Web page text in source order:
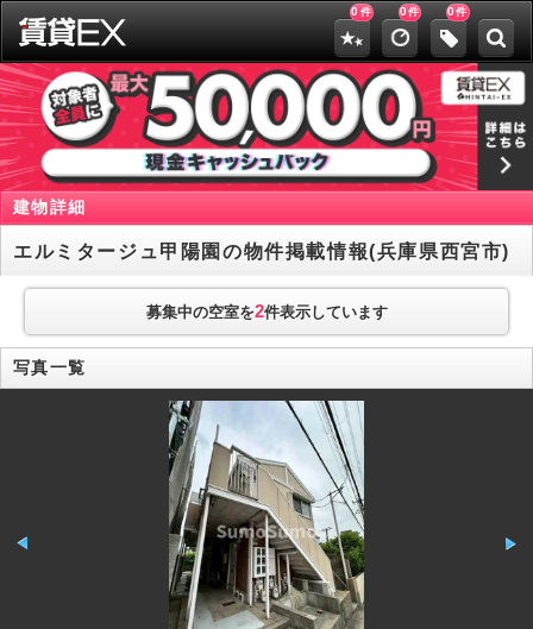
0 件 0件 0件
建物詳細
エルミタージュ甲陽園の物件掲載情報(兵庫県西宮市)
募集中の空室を2件表示しています
写真一覧